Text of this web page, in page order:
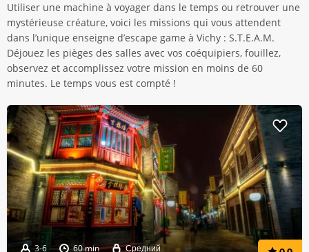
Utiliser une machine à voyager dans le temps ou retrouver une
mystérieuse créature, voici les missions qui vous attendent
dans l’unique enseigne d’escape game à Vichy : S.T.E.A.M.
Déjouez les pièges des salles avec vos coéquipiers, fouillez,
observez et accomplissez votre mission en moins de 60
minutes. Le temps vous est compté !
3-6 60 min Средний